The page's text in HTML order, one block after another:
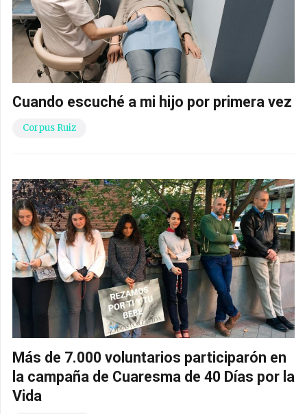
Cuando escuché a mi hijo por primera vez
Corpus Ruiz
Más de 7.000 voluntarios participarón en
la campaña de Cuaresma de 40 Días por la
Vida